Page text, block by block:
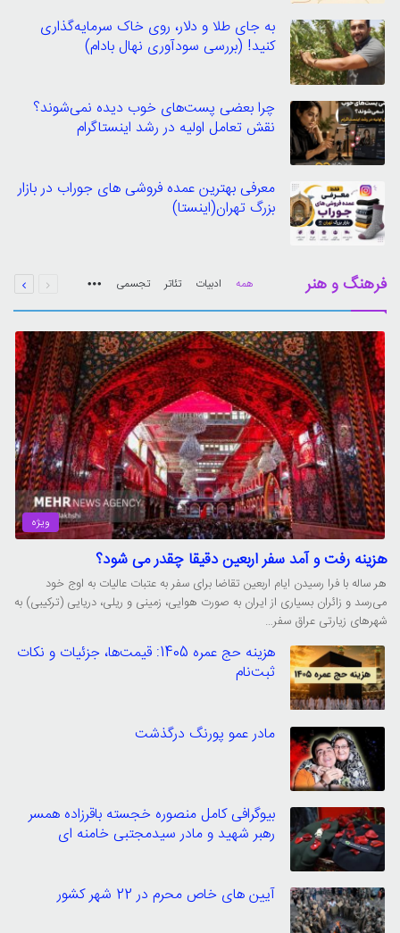
به جای طلا و دلار، روی خاک سرمایه‌گذاری
کنید! (بررسی سودآوری نهال بادام)
چرا بعضی پست‌های خوب دیده نمی‌شوند؟
نقش تعامل اولیه در رشد اینستاگرام
معرفی بهترین عمده فروشی های جوراب در بازار
بزرگ تهران(اینستا)
فرهنگ و هنر همه ادبیات تئاتر تجسمی
صفحه
ویژه
هزینه رفت و آمد سفر اربعین دقیقا چقدر می شود؟
هر ساله با فرا رسیدن ایام اربعین تقاضا برای سفر به عتبات عالیات به اوج خود
می‌رسد و زائران بسیاری از ایران به صورت هوایی، زمینی و ریلی، دریایی (ترکیبی) به
شهرهای زیارتی عراق سفر…
هزینه حج عمره 1405: قیمت‌ها، جزئیات و نکات
ثبت‌نام
مادر عمو پورنگ درگذشت
بیوگرافی کامل منصوره خجسته باقرزاده همسر
رهبر شهید و مادر سیدمجتبی خامنه ای
آیین های خاص محرم در 22 شهر کشور